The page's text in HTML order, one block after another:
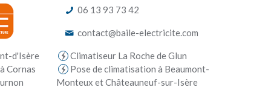
d'Isère
Cornas
06 13 93 73 42
contact@baile-electricite.com
Climatiseur La Roche de Glun
Pose de climatisation à Beaumont-
Monteux et Châteauneuf-sur-Isère